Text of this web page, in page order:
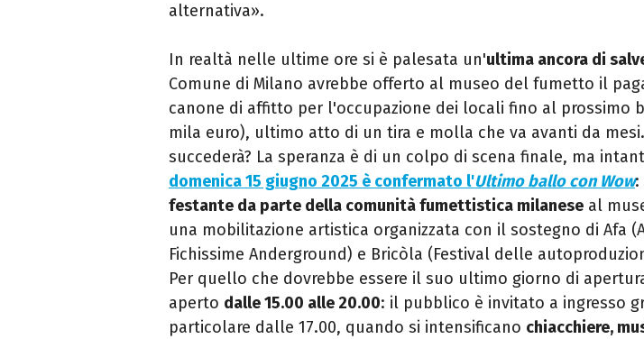
alternativa».
In realtà nelle ultime ore si è palesata un'ultima ancora di
Comune di Milano avrebbe offerto al museo del fumetto il
canone di affitto per l'occupazione dei locali fino al prossimo
mila euro), ultimo atto di un tira e molla che va avanti da
succederà? La speranza è di un colpo di scena finale, ma
domenica 15 giugno 2025 è confermato l'Ultimo ballo con Wow:
festante da parte della comunità fumettistica milanese al
una mobilitazione artistica organizzata con il sostegno di Afa
Fichissime Anderground) e Bricòla (Festival delle
Per quello che dovrebbe essere il suo ultimo giorno di
aperto dalle 15.00 alle 20.00: il pubblico è invitato a ingresso
particolare dalle 17.00, quando si intensificano chiacchiere,